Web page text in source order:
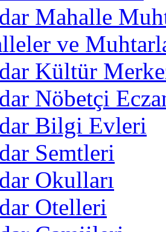
Mahalle
ve
Kültür
Nöbetçi
Bilgi Evleri
Semtleri
Okulları
Otelleri